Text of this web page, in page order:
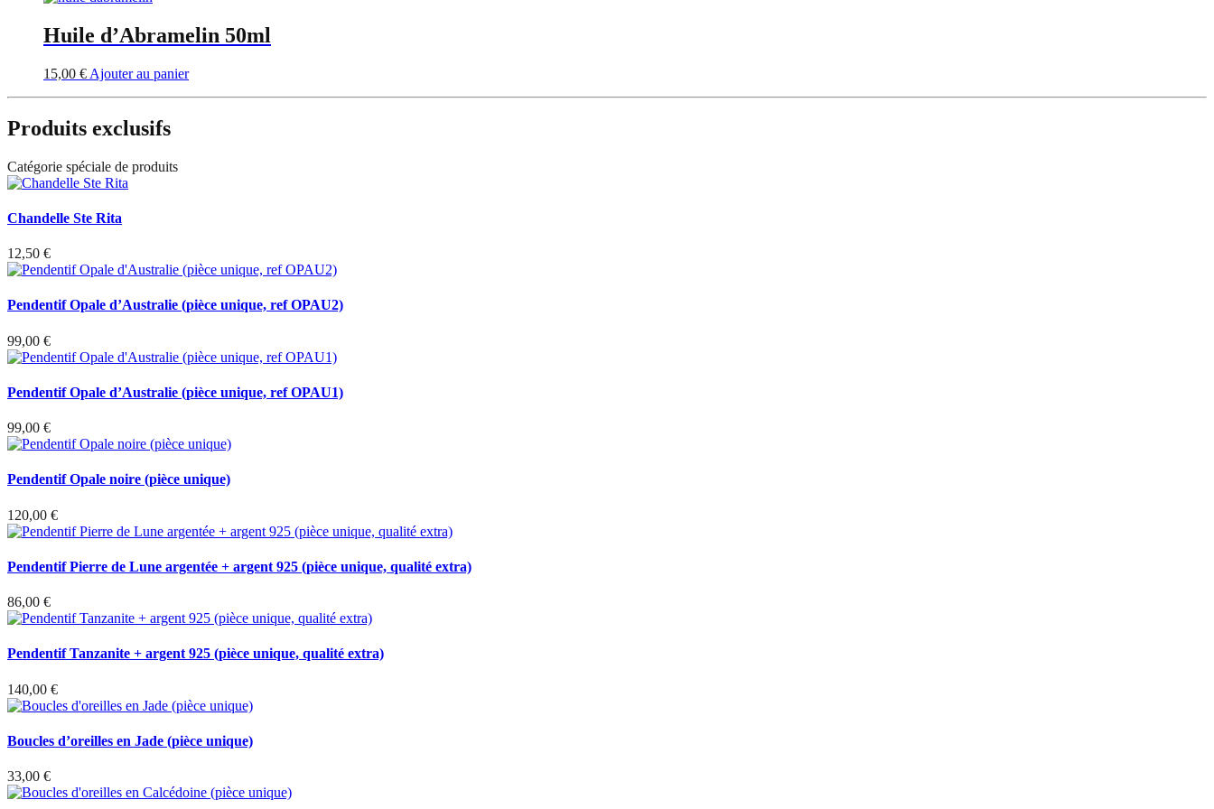
Huile d’Abramelin 50ml
15,00 € Ajouter au panier
Produits exclusifs
Catégorie spéciale de produits
Chandelle Ste Rita
12,50 €
Pendentif Opale d’Australie (pièce unique, ref OPAU2)
99,00 €
Pendentif Opale d’Australie (pièce unique, ref OPAU1)
99,00 €
Pendentif Opale noire (pièce unique)
120,00 €
Pendentif Pierre de Lune argentée + argent 925 (pièce unique, qualité extra)
86,00 €
Pendentif Tanzanite + argent 925 (pièce unique, qualité extra)
140,00 €
Boucles d’oreilles en Jade (pièce unique)
33,00 €